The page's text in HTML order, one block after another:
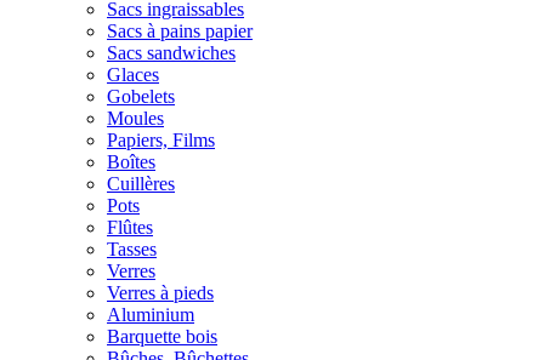
Sacs ingraissables
Sacs à pains papier
Sacs sandwiches
Glaces
Gobelets
Moules
Papiers, Films
Boîtes
Cuillères
Pots
Flûtes
Tasses
Verres
Verres à pieds
Aluminium
Barquette bois